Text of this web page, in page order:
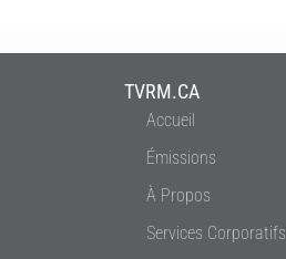
TVRM.CA
Accueil
Émissions
À Propos
Services Corporatifs